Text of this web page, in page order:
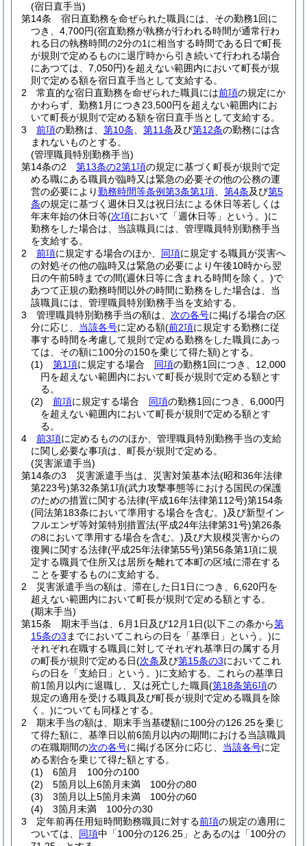
(宿日直手当)
第14条
宿日直勤務を命ぜられた職員には、その勤務1回に
つき、4,700円(宿直勤務が執務が行われる時間が通常行わ
れる日の執務時間の2分の1に相当する時間である日で町長
が規則で定めるものに退庁時から引き続いて行われる場合
にあつては、7,050円)を超えない範囲内において町長が規
則で定める額を宿日直手当として支給する。
2
常直的な宿日直勤務を命ぜられた職員には前項の規定にか
かわらず、勤務1月につき23,500円を超えない範囲内にお
いて町長が規則で定める額を宿日直手当として支給する。
3
前項の勤務は、 第10条 第11条及び第12条の勤務には含
まれないものとする。
(管理職員特別勤務手当)
第14条の2
第13条の2第1項の規定に基づく町長が規則で定
める職にある職員が臨時又は緊急の必要その他の公務の運
営の必要により勤務時間等条例第3条第1項 第4条及び第5
条の規定に基づく週休日又は祝日法による休日等若しくは
年末年始の休日等(次項において「週休日等」という。)に
勤務をした場合は、当該職員には、管理職員特別勤務手当
を支給する。
2
前項に規定する場合のほか、 同項に規定する職員が災害へ
の対処その他の臨時又は緊急の必要により午後10時から翌
日の午前5時までの間(週休日等に含まれる時間を除く。)で
あつて正規の勤務時間以外の時間に勤務をした場合は、当
該職員には、管理職員特別勤務手当を支給する。
3
管理職員特別勤務手当の額は、 次の各号に掲げる場合の区
分に応じ、 当該各号に定める額(前2項に規定する勤務に従
事する時間を考慮して規則で定める勤務をした職員にあっ
ては、その額に100分の150を乗じて得た額)とする。
(1)
第1項に規定する場合 同項の勤務1回につき、12,000
円を超えない範囲内において町長が規則で定める額とす
る。
(2)
前項に規定する場合 同項の勤務1回につき、6,000円
を超えない範囲内において町長が規則で定める額とす
る。
4
前3項に定めるもののほか、管理職員特別勤務手当の支給
に関し必要な事項は、町長が規則で定める。
(災害派遣手当)
第14条の3
災害派遣手当は、災害対策基本法(昭和36年法律
第223号)第32条第1項(武力攻撃事態等における国民の保護
のための措置に関する法律(平成16年法律第112号)第154条
(同法第183条において準用する場合を含む。)及び新型イン
フルエンザ等対策特別措置法(平成24年法律第31号)第26条
の8において準用する場合を含む。)及び大規模災害からの
復興に関する法律(平成25年法律第55号)第56条第1項に規
定する職員で住所又は居所を離れて本町の区域に滞在する
ことを要するものに支給する。
2
災害派遣手当の額は、滞在した日1日につき、6,620円を
超えない範囲内において町長が規則で定める額とする。
(期末手当)
第15条
期末手当は、6月1日及び12月1日(以下この条から第
15条の3 までにおいてこれらの日を「基準日」という。)に
それぞれ在職する職員に対してそれぞれ基準日の属する月
の町長が規則で定める日(次条及び第15条の3においてこれ
らの日を「支給日」という。)に支給する。
これらの基準日
前1箇月以内に退職し、又は死亡した職員(第18条第6項の
規定の適用を受ける職員及び町長が規則で定める職員を除
く。)についても同様とする。
2
期末手当の額は、期末手当基礎額に100分の126.25を乗じ
て得た額に、基準日以前6箇月以内の期間における当該職員
の在職期間の次の各号に掲げる区分に応じ、 当該各号に定
める割合を乗じて得た額とする。
(1)
6箇月 100分の100
(2)
5箇月以上6箇月未満 100分の80
(3)
3箇月以上5箇月未満 100分の60
(4)
3箇月未満 100分の30
3
定年前再任用短時間勤務職員に対する前項の規定の適用に
ついては、 同項中「100分の126.25」とあるのは「100分の